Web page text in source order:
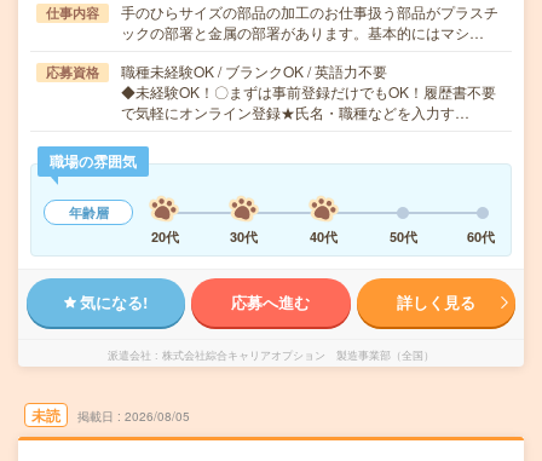
仕事内容
手のひらサイズの部品の加工のお仕事扱う部品がプラスチ
ックの部署と金属の部署があります。基本的にはマシ…
応募資格
職種未経験OK / ブランクOK / 英語力不要
◆未経験OK！〇まずは事前登録だけでもOK！履歴書不要
で気軽にオンライン登録★氏名・職種などを入力す…
職場の雰囲気
年齢層
20代
30代 40代 50代 60代
気になる! 応募へ進む 詳しく見る
派遣会社 株式会社綜合キャリアオプション 製造事業部（全国）
未読 掲載日 2026/08/05